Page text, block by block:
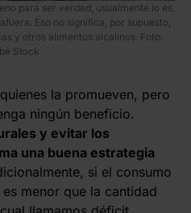
para ser verdad, usualmente lo es.
Eso no significa, por supuesto,
y otros alimentos alcalinos. Foto:
Stock
la promueven, pero
ningún beneficio.
y evitar los
una buena estrategia
si el consumo
menor que la cantidad